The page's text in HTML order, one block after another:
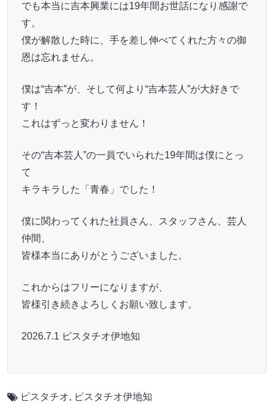
でも本当に吉本興業には19年間お世話になり感謝で
す。
僕が解散した時に、手を差し伸べてくれた方々の御
恩は忘れません。
僕は“吉本”が、そして何より“吉本芸人”が大好きで
す！
これはずっと変わりません！
その“吉本芸人”の一員でいられた19年間は僕にとっ
て
キラキラした「青春」でした！
僕に関わってくれた社員さん、スタッフさん、芸人
仲間、
皆様本当にありがとうございました。
これからはフリーになりますが、
皆様引き続きよろしくお願い致します。
2026.7.1 ピスタチオ伊地知
ピスタチオ, ピスタチオ伊地知